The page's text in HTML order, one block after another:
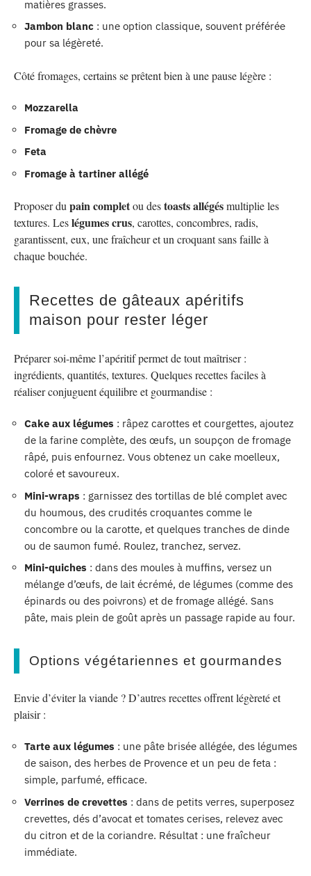
matières grasses.
Jambon blanc : une option classique, souvent préférée
pour sa légèreté.
Côté fromages, certains se prêtent bien à une pause légère :
Mozzarella
Fromage de chèvre
Feta
Fromage à tartiner allégé
Proposer du pain completou destoasts allégésmultiplie les
textures. Leslégumes crus, carottes, concombres, radis,
garantissent, eux, une fraîcheur et un croquant sans faille à
chaque bouchée.
Recettes de gâteaux apéritifs
maison pour rester léger
Préparer soi-même l’apéritif permet de tout maîtriser :
ingrédients, quantités, textures. Quelques recettes faciles à
réaliser conjuguent équilibre et gourmandise :
Cake aux légumes : râpez carottes et courgettes, ajoutez
de la farine complète, des œufs, un soupçon de fromage
râpé, puis enfournez. Vous obtenez un cake moelleux,
coloré et savoureux.
Mini-wraps : garnissez des tortillas de blé complet avec
du houmous, des crudités croquantes comme le
concombre ou la carotte, et quelques tranches de dinde
ou de saumon fumé. Roulez, tranchez, servez.
Mini-quiches : dans des moules à muffins, versez un
mélange d’œufs, de lait écrémé, de légumes (comme des
épinards ou des poivrons) et de fromage allégé. Sans
pâte, mais plein de goût après un passage rapide au four.
Options végétariennes et gourmandes
Envie d’éviter la viande ? D’autres recettes offrent légèreté et
plaisir :
Tarte aux légumes : une pâte brisée allégée, des légumes
de saison, des herbes de Provence et un peu de feta :
simple, parfumé, efficace.
Verrines de crevettes : dans de petits verres, superposez
crevettes, dés d’avocat et tomates cerises, relevez avec
du citron et de la coriandre. Résultat : une fraîcheur
immédiate.